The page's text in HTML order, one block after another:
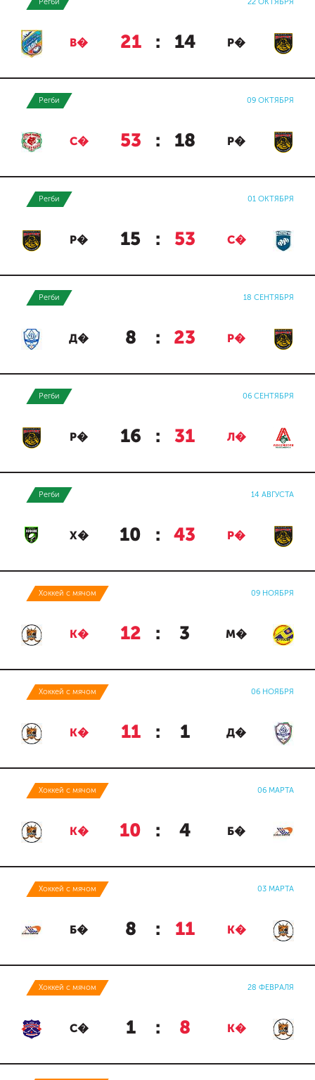
В� 21 : 14 Р�
Регби 09 ОКТЯБРЯ
С� 53 : 18 Р�
Регби 01 ОКТЯБРЯ
Р� 15 : 53 С�
Регби 18 СЕНТЯБРЯ
Д� 8 : 23 Р�
Регби 06 СЕНТЯБРЯ
Р� 16 : 31 Л�
Регби 14 АВГУСТА
Х� 10 : 43 Р�
Хоккей с мячом 09 НОЯБРЯ
К� 12 : 3 М�
Хоккей с мячом 06 НОЯБРЯ
К� 11 : 1 Д�
Хоккей с мячом 06 МАРТА
К� 10 : 4 Б�
Хоккей с мячом 03 МАРТА
Б� 8 : 11 К�
Хоккей с мячом 28 ФЕВРАЛЯ
С� 1 : 8 К�